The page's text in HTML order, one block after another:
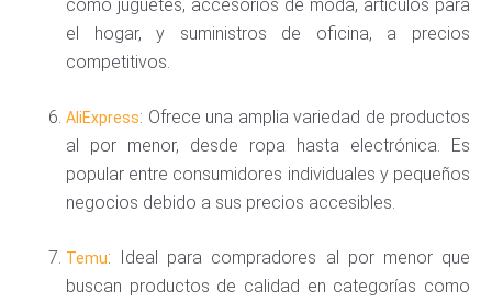
como juguetes, accesorios de moda, artículos para
el hogar, y suministros de oficina, a precios
competitivos.
AliExpress: Ofrece una amplia variedad de productos
al por menor, desde ropa hasta electrónica. Es
popular entre consumidores individuales y pequeños
negocios debido a sus precios accesibles.
Temu: Ideal para compradores al por menor que
buscan productos de calidad en categorías como